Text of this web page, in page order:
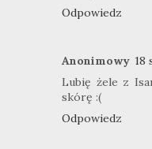
Odpowiedz
Anonimowy 18
Lubię żele z
skórę :(
Odpowiedz